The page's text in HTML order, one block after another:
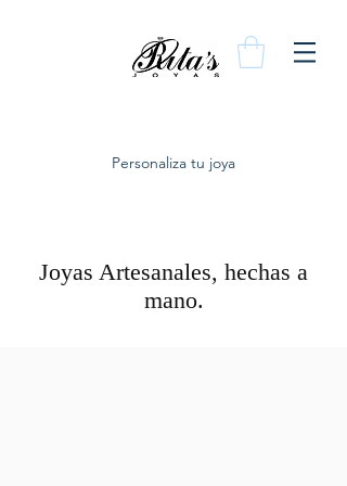
Personaliza tu joya
Joyas Artesanales, hechas a
mano.